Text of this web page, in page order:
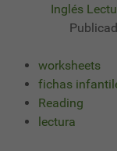
Inglés
worksheets
fichas
Reading
lectura